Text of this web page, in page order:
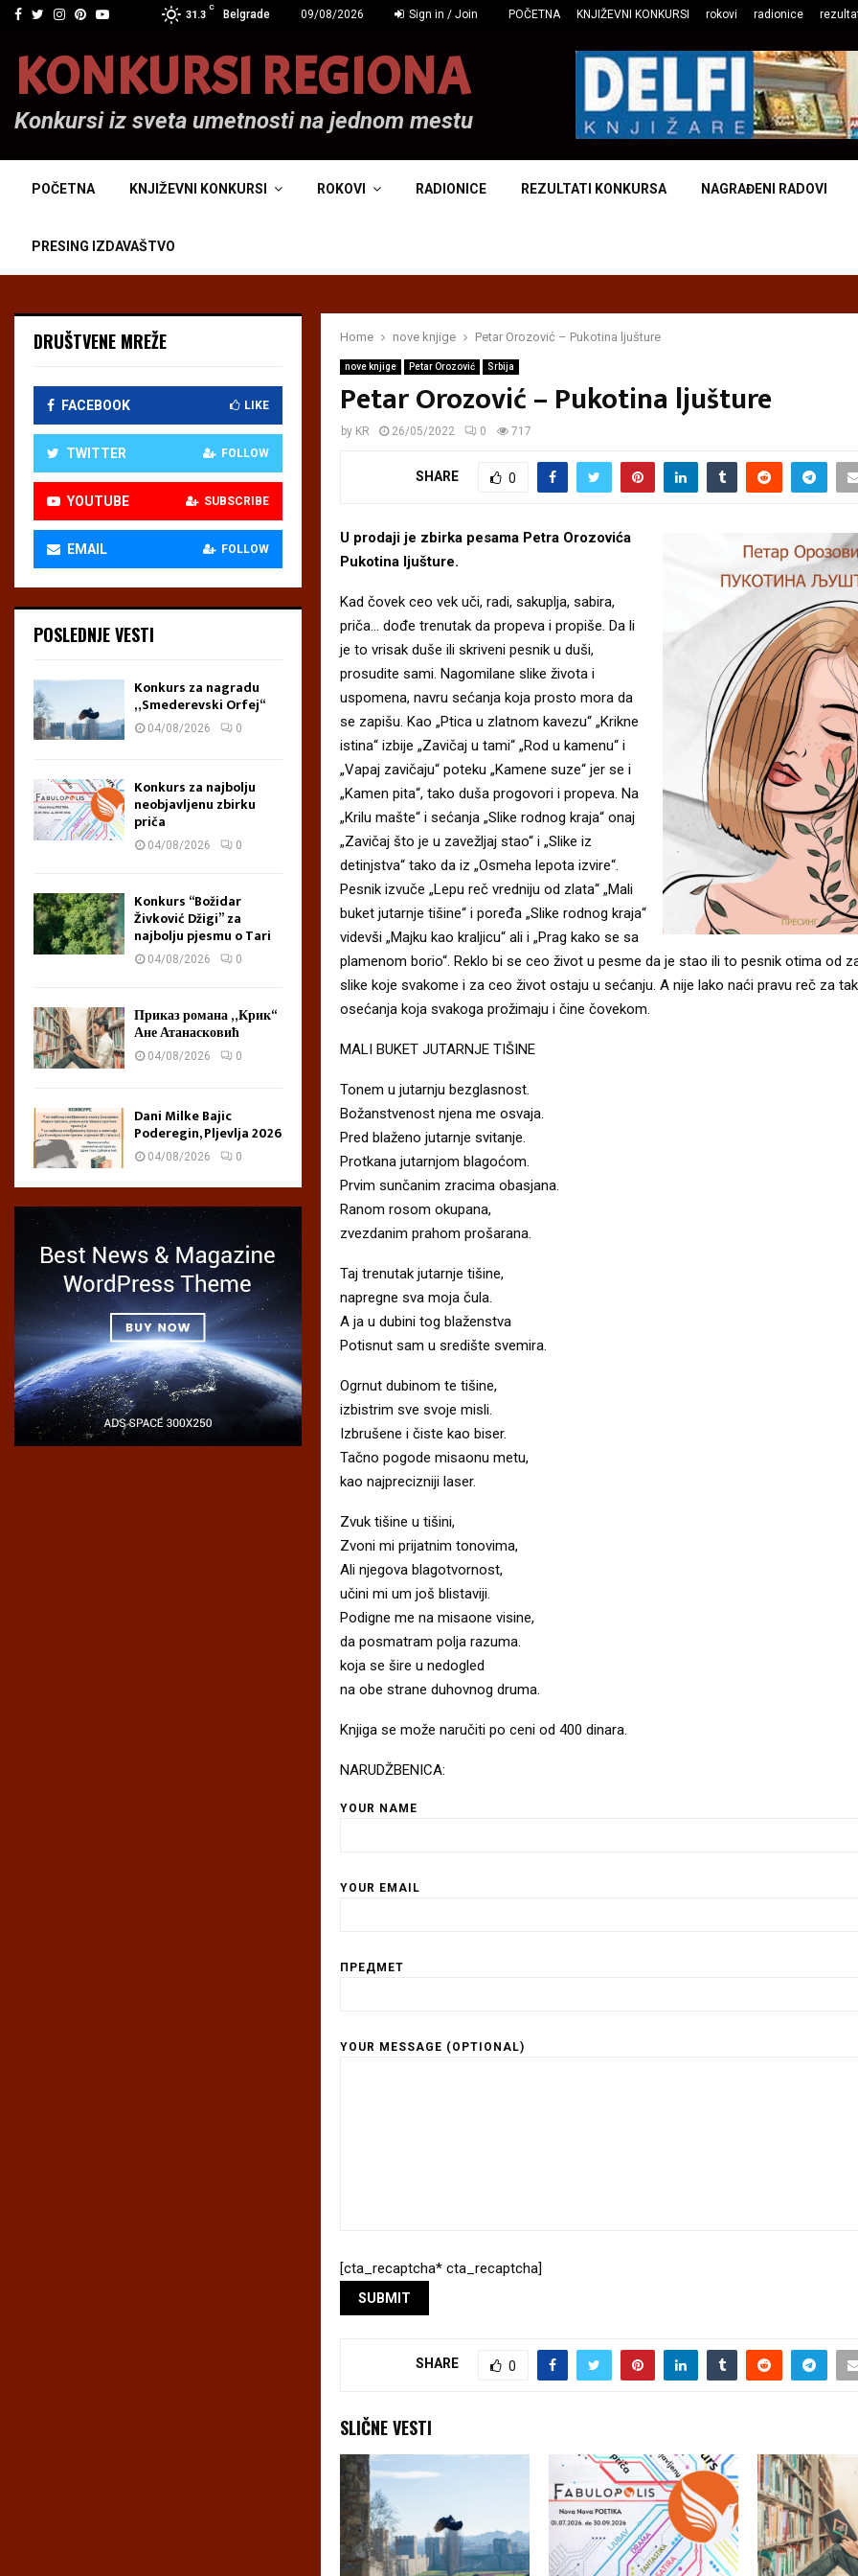
Facebook
Twitter
Instagram
Pinterest
Youtube 31.3
C
Belgrade 09/08/2026 Sign in / Join POČETNA KNJIŽEVNI KONKURSI rokovi radionice
KONKURSI REGIONA
Konkursi iz sveta umetnosti na jednom mestu
POČETNA KNJIŽEVNI KONKURSI ROKOVI RADIONICE REZULTATI KONKURSA NAGRAĐENI RADOVI
PRESING IZDAVAŠTVO
Home nove knjige Petar Orozović – Pukotina ljušture
nove knjige Petar Orozović Srbija
Petar Orozović – Pukotina ljušture
by KR 26/05/2022 0 717
SHARE 0
U prodaji je zbirka pesama Petra Orozovića
Pukotina ljušture.
Kad čovek ceo vek uči, radi, sakuplja, sabira,
priča… dođe trenutak da propeva i propiše. Da li
je to vrisak duše ili skriveni pesnik u duši,
prosudite sami. Nagomilane slike života i
uspomena, navru sećanja koja prosto mora da
se zapišu. Kao „Ptica u zlatnom kavezu“ „Krikne
istina“ izbije „Zavičaj u tami“ „Rod u kamenu“ i
„Vapaj zavičaju“ poteku „Kamene suze“ jer se i
„Kamen pita“, tako duša progovori i propeva. Na
„Krilu mašte“ i sećanja „Slike rodnog kraja“ onaj
„Zavičaj što je u zavežljaj stao“ i „Slike iz
detinjstva“ tako da iz „Osmeha lepota izvire“.
Pesnik izvuče „Lepu reč vredniju od zlata“ „Mali
buket jutarnje tišine“ i poređa „Slike rodnog kraja“
videvši „Majku kao kraljicu“ ali i „Prag kako se sa
plamenom borio“. Reklo bi se ceo život u pesme da je stao ili to pesnik otima od
slike koje svakome i za ceo život ostaju u sećanju. A nije lako naći pravu reč za
osećanja koja svakoga prožimaju i čine čovekom.
MALI BUKET JUTARNJE TIŠINE
Tonem u jutarnju bezglasnost.
Božanstvenost njena me osvaja.
Pred blaženo jutarnje svitanje.
Protkana jutarnjom blagoćom.
Prvim sunčanim zracima obasjana.
Ranom rosom okupana,
zvezdanim prahom prošarana.
Taj trenutak jutarnje tišine,
napregne sva moja čula.
A ja u dubini tog blaženstva
Potisnut sam u središte svemira.
Ogrnut dubinom te tišine,
izbistrim sve svoje misli.
Izbrušene i čiste kao biser.
Tačno pogode misaonu metu,
kao najprecizniji laser.
Zvuk tišine u tišini,
Zvoni mi prijatnim tonovima,
Ali njegova blagotvornost,
učini mi um još blistaviji.
Podigne me na misaone visine,
da posmatram polja razuma.
koja se šire u nedogled
na obe strane duhovnog druma.
Knjiga se može naručiti po ceni od 400 dinara.
NARUDŽBENICA:
YOUR NAME
YOUR EMAIL
ПРЕДМЕТ
YOUR MESSAGE (OPTIONAL)
[cta_recaptcha* cta_recaptcha]
SHARE 0
SLIČNE VESTI
DRUŠTVENE MREŽE
FACEBOOK LIKE
TWITTER FOLLOW
YOUTUBE SUBSCRIBE
EMAIL FOLLOW
POSLEDNJE VESTI
Konkurs za nagradu
„Smederevski Orfej“
04/08/2026 0
Konkurs za najbolju
neobjavljenu zbirku
priča
04/08/2026 0
Konkurs “Božidar
Živković Džigi” za
najbolju pjesmu o Tari
04/08/2026 0
Приказ романа „Крик“
Ане Атанасковић
04/08/2026 0
Dani Milke Bajic
Poderegin, Pljevlja 2026
04/08/2026 0